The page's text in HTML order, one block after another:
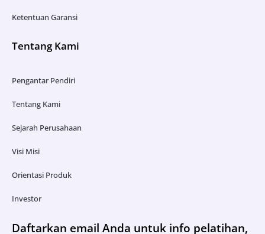
Ketentuan Garansi
Tentang Kami
Pengantar Pendiri
Tentang Kami
Sejarah Perusahaan
Visi Misi
Orientasi Produk
Investor
Daftarkan email Anda untuk info pelatihan,